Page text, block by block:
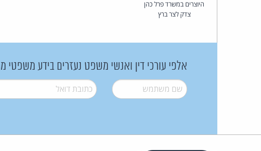
היוצרים במשרד פרל כהן
צדק לצר ברץ
אלפי עורכי דין ואנשי משפט נעזרים בידע משפטי
שם משתמש* דואל*